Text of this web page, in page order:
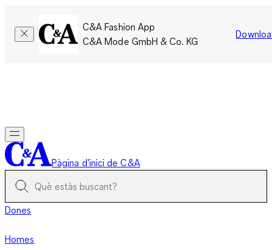
C&A Fashion App
C&A Mode GmbH & Co. KG
Pàgina d'inici de C&A
Dones
Homes